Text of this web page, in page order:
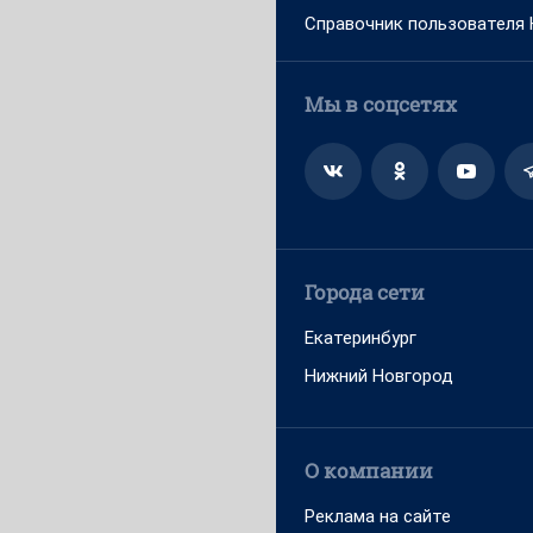
Справочник пользователя
Мы в соцсетях
Города сети
Екатеринбург
Нижний Новгород
О компании
Реклама на сайте